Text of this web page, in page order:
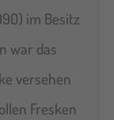
im Besitz
war das
versehen
Fresken